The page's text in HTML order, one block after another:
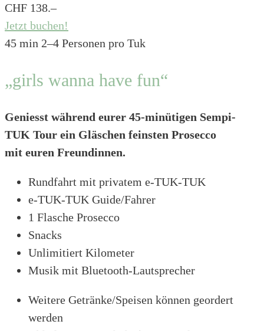
CHF 138.–
Jetzt buchen!
45 min 2–4 Personen pro Tuk
„girls wanna have fun“
Geniesst während eurer 45-minütigen Sempi-
TUK Tour ein Gläschen feinsten Prosecco
mit euren Freundinnen.
Rundfahrt mit privatem e-TUK-TUK
e-TUK-TUK Guide/Fahrer
1 Flasche Prosecco
Snacks
Unlimitiert Kilometer
Musik mit Bluetooth-Lautsprecher
Weitere Getränke/Speisen können geordert
werden